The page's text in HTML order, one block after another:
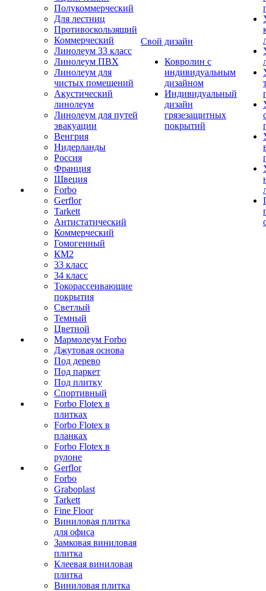
Полукоммерческий
Для лестниц
Противоскользящий
Коммерческий
Линолеум 33 класс
Линолеум ПВХ
Линолеум для
чистых помещений
Акустический
линолеум
Линолеум для путей
эвакуации
Венгрия
Нидерланды
Россия
Франция
Швеция
Forbo
Gerflor
Tarkett
Антистатический
Коммерческий
Гомогенный
КМ2
33 класс
34 класс
Токорассеивающие
покрытия
Светлый
Темный
Цветной
Мармолеум Forbo
Джутовая основа
Под дерево
Под паркет
Под плитку
Спортивный
Forbo Flotex в
плитках
Forbo Flotex в
планках
Forbo Flotex в
рулоне
Gerflor
Forbo
Graboplast
Tarkett
Fine Floor
Виниловая плитка
для офиса
Замковая виниловая
плитка
Клеевая виниловая
плитка
Виниловая плитка
Свой дизайн
Ковролин с
индивидуальным
дизайном
Индивидуальный
дизайн
грязезащитных
покрытий